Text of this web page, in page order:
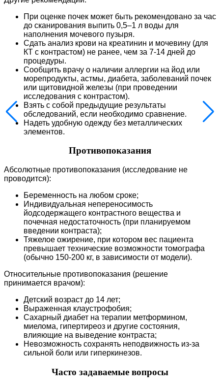
При оценке почек может быть рекомендовано за час
до сканирования выпить 0,5–1 л воды для
наполнения мочевого пузыря.
Сдать анализ крови на креатинин и мочевину (для
КТ с контрастом) не ранее, чем за 7-14 дней до
процедуры.
Сообщить врачу о наличии аллергии на йод или
морепродукты, астмы, диабета, заболеваний почек
или щитовидной железы (при проведении
исследования с контрастом).
Взять с собой предыдущие результаты
обследований, если необходимо сравнение.
Надеть удобную одежду без металлических
элементов.
Противопоказания
Абсолютные противопоказания (исследование не
проводится):
Беременность на любом сроке;
Индивидуальная непереносимость
йодсодержащего контрастного вещества и
почечная недостаточность (при планируемом
введении контраста);
Тяжелое ожирение, при котором вес пациента
превышает технические возможности томографа
(обычно 150-200 кг, в зависимости от модели).
Относительные противопоказания (решение
принимается врачом):
Детский возраст до 14 лет;
Выраженная клаустрофобия;
Сахарный диабет на терапии метформином,
миелома, гипертиреоз и другие состояния,
влияющие на выведение контраста;
Невозможность сохранять неподвижность из-за
сильной боли или гиперкинезов.
Часто задаваемые вопросы